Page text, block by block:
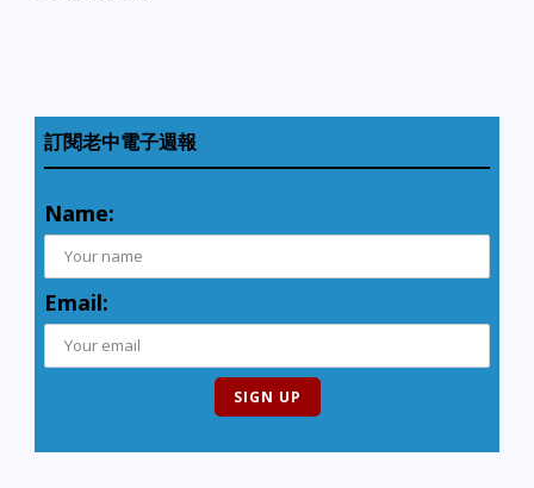
訂閱老中電子週報
Name:
Email: